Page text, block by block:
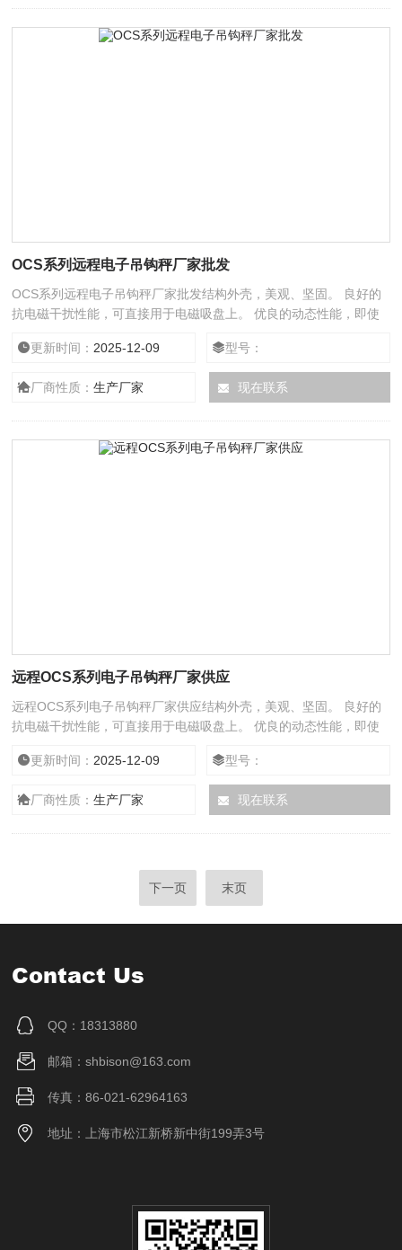
OCS系列远程电子吊钩秤厂家批发
OCS系列远程电子吊钩秤厂家批发结构外壳，美观、坚固。 良好的
抗电磁干扰性能，可直接用于电磁吸盘上。 优良的动态性能，即使
更新时间： 2025-12-09 型号：
厂商性质：生产厂家 现在联系
远程OCS系列电子吊钩秤厂家供应
远程OCS系列电子吊钩秤厂家供应结构外壳，美观、坚固。 良好的
抗电磁干扰性能，可直接用于电磁吸盘上。 优良的动态性能，即使
更新时间： 2025-12-09 型号：
厂商性质：生产厂家 现在联系
下一页 末页
Contact Us
QQ：18313880
邮箱：shbison@163.com
传真：86-021-62964163
地址：上海市松江新桥新中街199弄3号